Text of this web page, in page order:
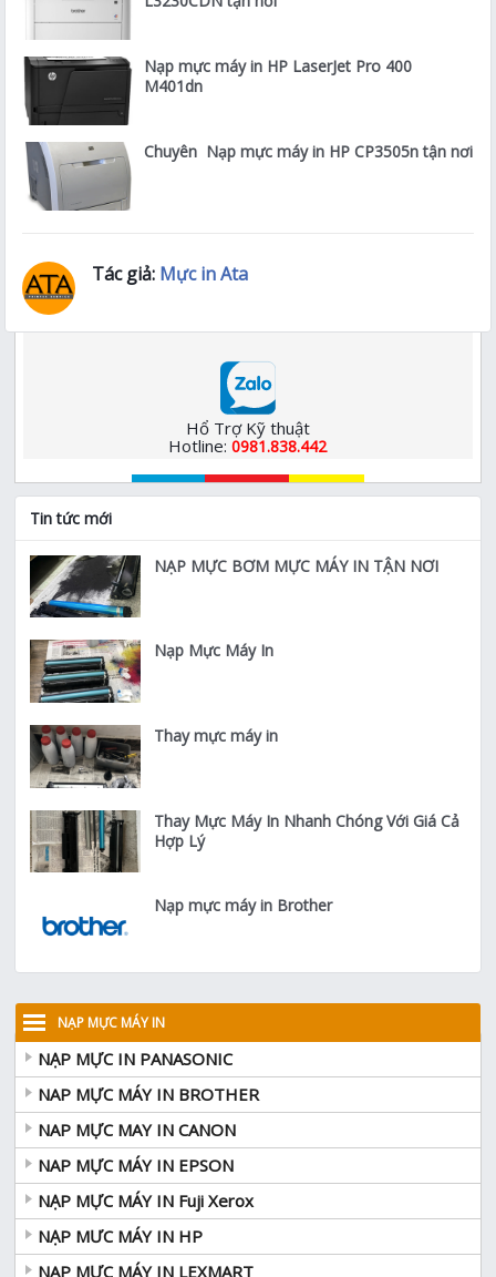
Nạp mực máy in HP LaserJet Pro 400
M401dn
Chuyên Nạp mực máy in HP CP3505n tận nơi
Tác giả: Mực in Ata
Hổ Trợ Kỹ thuật
Hotline:0981.838.442
Tin tức mới
NẠP MỰC BƠM MỰC MÁY IN TẬN NƠI
Nạp Mực Máy In
Thay mực máy in
Thay Mực Máy In Nhanh Chóng Với Giá Cả
Hợp Lý
Nạp mực máy in Brother
NẠP MỰC MÁY IN
NẠP MỰC IN PANASONIC
NAP MỰC MÁY IN BROTHER
NAP MỰC MAY IN CANON
NAP MỰC MÁY IN EPSON
NẠP MỰC MÁY IN Fuji Xerox
NẠP MƯC MÁY IN HP
NAP MỰC MÁY IN LEXMART